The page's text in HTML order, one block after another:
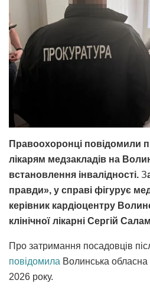
Правоохоронці повідомили
лікарям медзакладів на
встановлення інвалідності. З
правди», у справі фігурує
керівник кардіоцентру
клінічної лікарні Сергій
Про затримання посадовців
повідомила Волинська
2026 року.